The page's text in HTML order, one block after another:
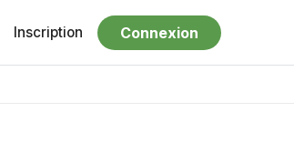
Inscription Connexion